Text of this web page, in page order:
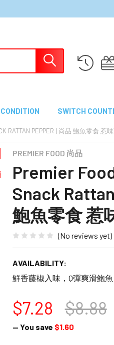
SWITCH
RATTAN PEPPER | 尚品 鮑魚零食 惹
PREMIER FOOD 尚品
Premier
Snack
鮑魚零食 惹
(No reviews yet)
AVAILABILITY:
鮮香藤椒入味，Q彈爽滑鮑
$7.28 $8.88
— You save $1.60